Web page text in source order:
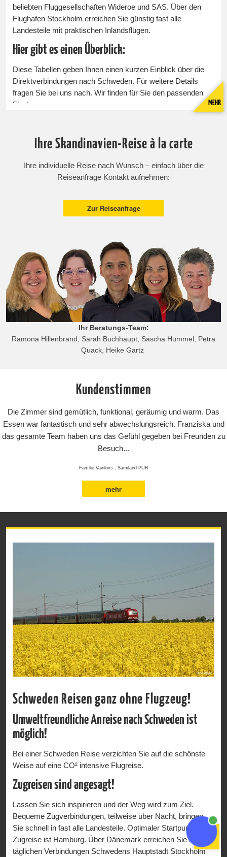
beliebten Fluggesellschaften Wideroe und SAS. Über den
Flughafen Stockholm erreichen Sie günstig fast alle
Landesteile mit praktischen Inlandsflügen.
Hier gibt es einen Überblick:
Diese Tabellen geben Ihnen einen kurzen Einblick über die
Direktverbindungen nach Schweden. Für weitere Details
fragen Sie bei uns nach. Wir finden für Sie den passenden
Flug!
Weitere Informationen zu Ihrem Schweden Urlaub finden Sie
Schweden Urlaub & Reisen
MEHR
Ihre Skandinavien-Reise à la carte
Ihre individuelle Reise nach Wunsch – einfach über die
Reiseanfrage Kontakt aufnehmen:
Zur Reiseanfrage
Ihr Beratungs-Team:
Ramona Hillenbrand, Sarah Buchhaupt, Sascha Hummel, Petra
Quack, Heike Gartz
Kundenstimmen
Die Zimmer sind gemütlich, funktional, geräumig und warm. Das
Essen war fantastisch und sehr abwechslungsreich. Franziska und
das gesamte Team haben uns das Gefühl gegeben bei Freunden zu
Besuch...
Familie Vavilovs , Samiland PUR
mehr
Schweden Reisen ganz ohne Flugzeug!
Umweltfreundliche Anreise nach Schweden ist
möglich!
Bei einer Schweden Reise verzichten Sie auf die schönste
Weise auf eine CO² intensive Flugreise.
Zugreisen sind angesagt!
Lassen Sie sich inspirieren und der Weg wird zum Ziel.
Bequeme Zugverbindungen, teilweise über Nacht, bringen
Sie schnell in fast alle Landesteile. Optimaler Startpunkt Ihrer
Zugreise ist Hamburg. Über Dänemark erreichen Sie auf
täglichen Verbindungen Schwedens Hauptstadt Stockholm